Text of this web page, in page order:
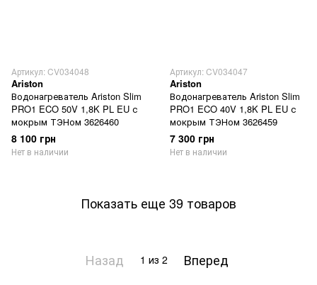
Артикул: CV034048
Ariston
Водонагреватель Ariston Slim
PRO1 ECO 50V 1,8K PL EU с
мокрым ТЭНом 3626460
8 100 грн
Нет в наличии
Артикул: CV034047
Ariston
Водонагреватель Ariston Slim
PRO1 ECO 40V 1,8K PL EU с
мокрым ТЭНом 3626459
7 300 грн
Нет в наличии
Показать еще 39 товаров
Назад 1 из 2 Вперед